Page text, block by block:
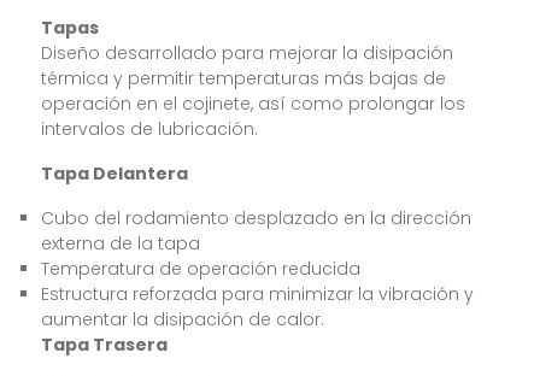
Tapas
Diseño desarrollado para mejorar la disipación
térmica y permitir temperaturas más bajas de
operación en el cojinete, así como prolongar los
intervalos de lubricación.
Tapa Delantera
Cubo del rodamiento desplazado en la dirección
externa de la tapa
Temperatura de operación reducida
Estructura reforzada para minimizar la vibración y
aumentar la disipación de calor.
Tapa Trasera